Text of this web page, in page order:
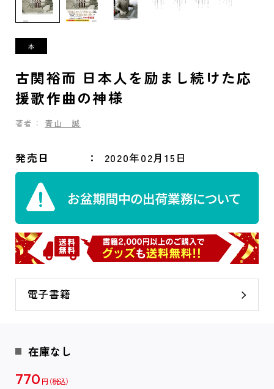
古関裕而 日本人を励まし続けた応
援歌作曲の神様
著者： 青山 誠
発売日 2020年02月15日
電子書籍
在庫なし
770 円